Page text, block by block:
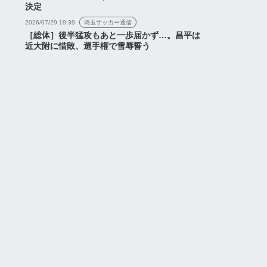
決定
2026/07/29 19:39 埼玉サッカー通信
［総体］後半猛攻もあと一歩届かず…。昌平は
近大附に惜敗、選手権で雪辱誓う